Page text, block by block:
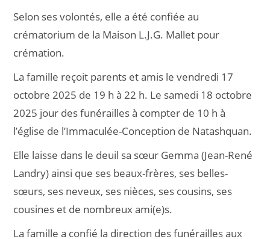
Selon ses volontés, elle a été confiée au
crématorium de la Maison L.J.G. Mallet pour
crémation.
La famille reçoit parents et amis le vendredi 17
octobre 2025 de 19 h à 22 h. Le samedi 18 octobre
2025 jour des funérailles à compter de 10 h à
l’église de l’Immaculée-Conception de Natashquan.
Elle laisse dans le deuil sa sœur Gemma (Jean-René
Landry) ainsi que ses beaux-frères, ses belles-
sœurs, ses neveux, ses nièces, ses cousins, ses
cousines et de nombreux ami(e)s.
La famille a confié la direction des funérailles aux